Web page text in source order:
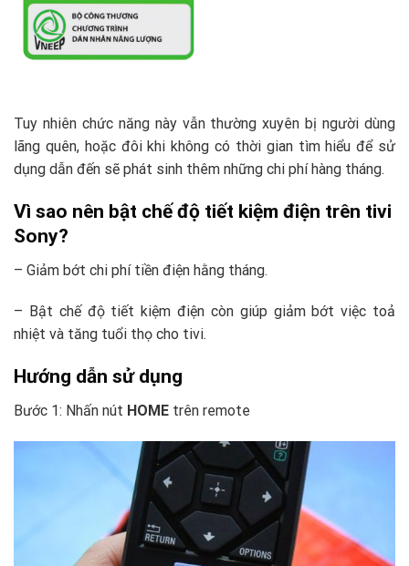
Tuy nhiên chức năng này vẫn thường xuyên bị người dùng
lãng quên, hoặc đôi khi không có thời gian tìm hiểu để sử
dụng dẫn đến sẽ phát sinh thêm những chi phí hàng tháng.
Vì sao nên bật chế độ tiết kiệm điện trên tivi
Sony?
– Giảm bớt chi phí tiền điện hằng tháng.
– Bật chế độ tiết kiệm điện còn giúp giảm bớt việc toả
nhiệt và tăng tuổi thọ cho tivi.
Hướng dẫn sử dụng
Bước 1: Nhấn nút HOME trên remote